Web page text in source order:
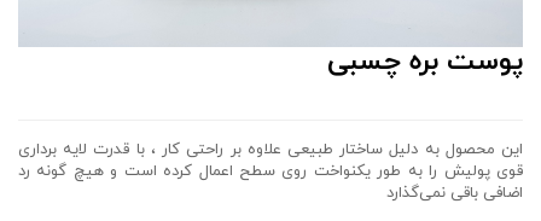
پوست بره چسبی
این محصول به دلیل ساختار طبیعی علاوه بر راحتی کار ، با قدرت لایه برداری
قوی پولیش را به طور یکنواخت روی سطح اعمال کرده است و هیچ گونه رد
اضافی باقی نمی‌گذارد